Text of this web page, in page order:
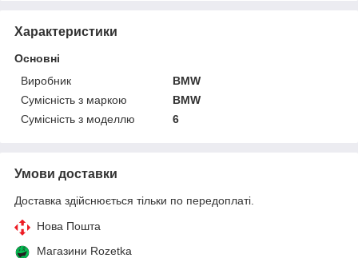
Характеристики
Основні
Виробник
BMW
Сумісність з маркою
BMW
Сумісність з моделлю
6
Умови доставки
Доставка здійснюється тільки по передоплаті.
Нова Пошта
Магазини Rozetka